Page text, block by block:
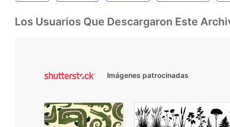
Los Usuarios Que Descargaron Este
Imágenes patrocinadas